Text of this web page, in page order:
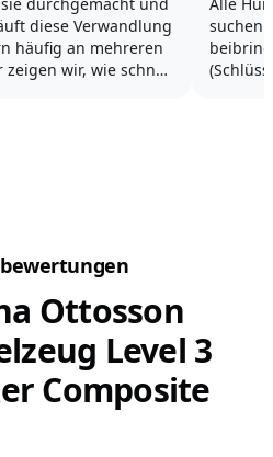
diese Verwandlung
häufig an mehreren
wir, wie schnell
suchen.
Ottosson
Level 3
Composite